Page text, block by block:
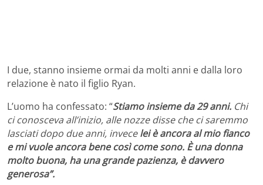
I due, stanno insieme ormai da molti anni e dalla loro
relazione è nato il figlio Ryan.
L’uomo ha confessato: “Stiamo insieme da 29 anni. Chi
ci conosceva all’inizio, alle nozze disse che ci saremmo
lasciati dopo due anni, invecelei è ancora al mio fianco
e mi vuole ancora bene così come sono. È una donna
molto buona, ha una grande pazienza, è davvero
generosa”.